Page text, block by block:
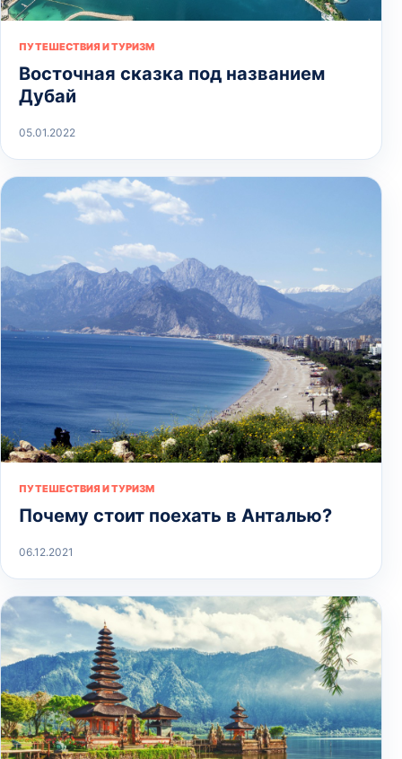
ПУТЕШЕСТВИЯ И ТУРИЗМ
Восточная сказка под названием
Дубай
05.01.2022
ПУТЕШЕСТВИЯ И ТУРИЗМ
Почему стоит поехать в Анталью?
06.12.2021